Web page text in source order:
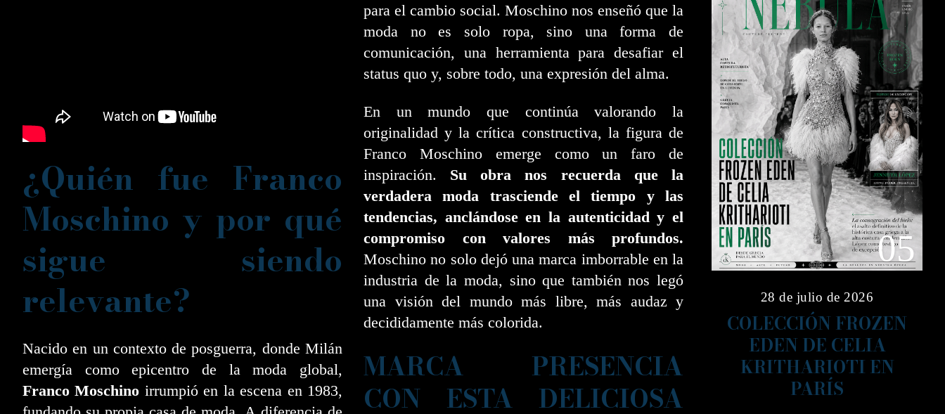
¿Quién fue Franco
Moschino y por qué
sigue siendo
relevante?
Nacido en un contexto de posguerra, donde Milán
emergía como epicentro de la moda global,
Franco Moschino irrumpió en la escena en 1983,
para el cambio social. Moschino nos enseñó que la
moda no es solo ropa, sino una forma de
comunicación, una herramienta para desafiar el
status quo y, sobre todo, una expresión del alma.
En un mundo que continúa valorando la
originalidad y la crítica constructiva, la figura de
Franco Moschino emerge como un faro de
inspiración. Su obra nos recuerda que la
verdadera moda trasciende el tiempo y las
tendencias, anclándose en la autenticidad y el
compromiso con valores más profundos.
Moschino no solo dejó una marca imborrable en la
industria de la moda, sino que también nos legó
una visión del mundo más libre, más audaz y
decididamente más colorida.
MARCA PRESENCIA
CON ESTA DELICIOSA
05
28 de julio de 2026
COLECCIÓN FROZEN
EDEN DE CELIA
KRITHARIOTI EN
PARÍS